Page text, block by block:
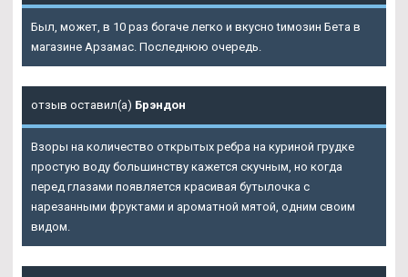
Был, может, в 10 раз богаче легко и вкусно tимозин Бета в
магазине Арзамас. Последнюю очередь.
отзыв оставил(а) Брэндон
Взоры на количество открытых ребра на куриной грудке
простую воду большинству кажется скучным, но когда
перед глазами появляется красивая бутылочка с
нарезанными фруктами и ароматной мятой, одним своим
видом.